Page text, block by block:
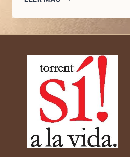
QUE
CASI
FAMOSOS
QUE
ESCAPARON
AL
ABORTO
Y
CAMBIARON
EL
MUNDO